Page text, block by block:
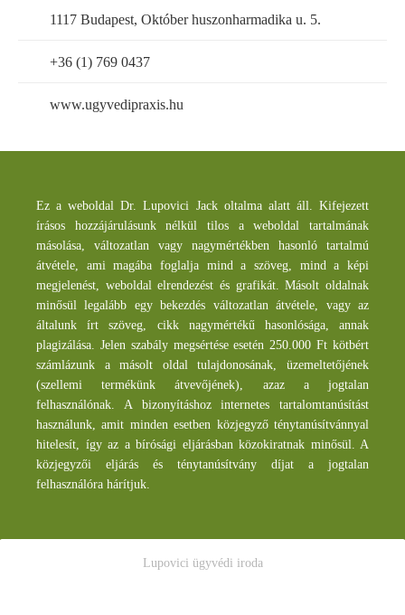
1117 Budapest, Október huszonharmadika u. 5.
+36 (1) 769 0437
www.ugyvedipraxis.hu
Ez a weboldal Dr. Lupovici Jack oltalma alatt áll. Kifejezett
írásos hozzájárulásunk nélkül tilos a weboldal tartalmának
másolása, változatlan vagy nagymértékben hasonló tartalmú
átvétele, ami magába foglalja mind a szöveg, mind a képi
megjelenést, weboldal elrendezést és grafikát. Másolt oldalnak
minősül legalább egy bekezdés változatlan átvétele, vagy az
általunk írt szöveg, cikk nagymértékű hasonlósága, annak
plagizálása. Jelen szabály megsértése esetén 250.000 Ft kötbért
számlázunk a másolt oldal tulajdonosának, üzemeltetőjének
(szellemi termékünk átvevőjének), azaz a jogtalan
felhasználónak. A bizonyításhoz internetes tartalomtanúsítást
használunk, amit minden esetben közjegyző ténytanúsítvánnyal
hitelesít, így az a bírósági eljárásban közokiratnak minősül. A
közjegyzői eljárás és ténytanúsítvány díjat a jogtalan
felhasználóra hárítjuk.
Lupovici ügyvédi iroda